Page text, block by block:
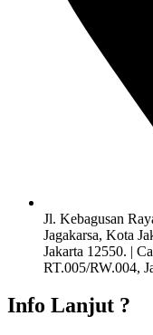
Jl. Kebagusan
Jagakarsa, Kota
Jakarta 12550. |
RT.005/RW.004,
Info Lanjut ?